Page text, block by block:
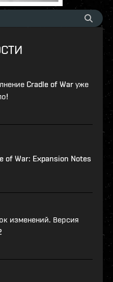
Cradle of War уже
of War: Expansion Notes
изменений. Версия